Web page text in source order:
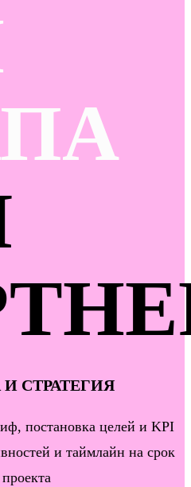
СТРАТЕГИЯ
постановка целей и KPI
и таймлайн на срок